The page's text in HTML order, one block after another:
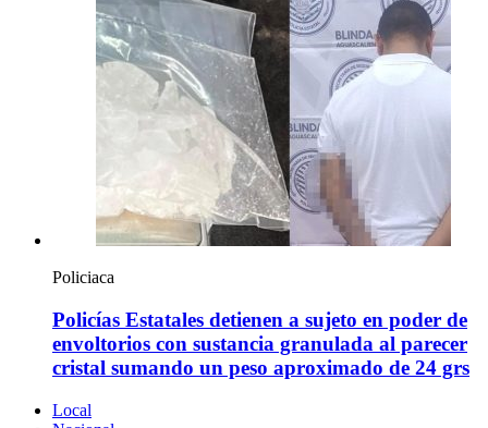
Policiaca
Policías Estatales detienen a sujeto en poder de
envoltorios con sustancia granulada al parecer
cristal sumando un peso aproximado de 24 grs
Local